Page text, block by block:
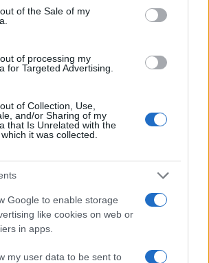
of the Sale of my
of processing my
for Targeted Advertising.
of Collection, Use,
and/or Sharing of my
that Is Unrelated with the
it was collected.
Google to enable storage
like cookies on web or
in apps.
my user data to be sent to